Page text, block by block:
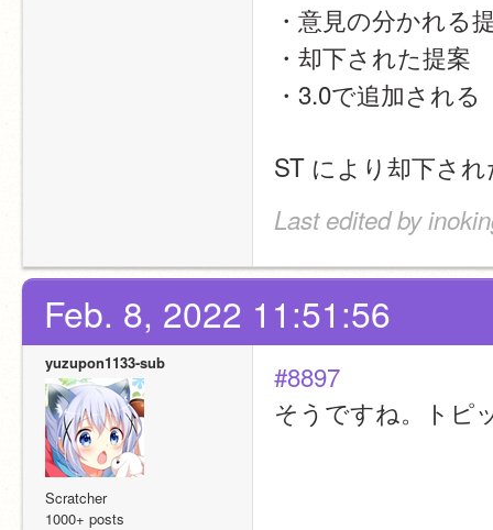
・意見の分かれる
・却下された提案
・3.0で追加され
ST により却下さ
Last edited by
Feb. 8, 2022 11:51:56
yuzupon1133-sub
Scratcher
1000+ posts
#8897
そうですね。トピ